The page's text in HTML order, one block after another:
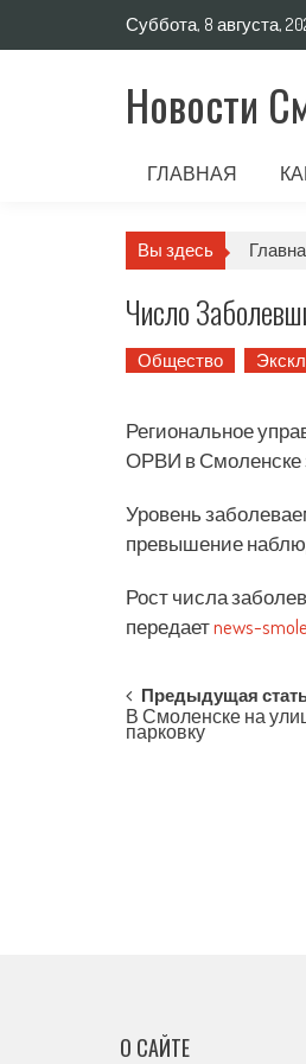
Суббота, 8 августа,
Новости
ГЛАВНАЯ
Вы здесь
Число
Общество
Региональное
ОРВИ в Смоленске
Уровень
превышение
Рост числа
передаетnews-
Post
navigation
Предыдущая
В Смоленске на
парковку
О САЙТЕ